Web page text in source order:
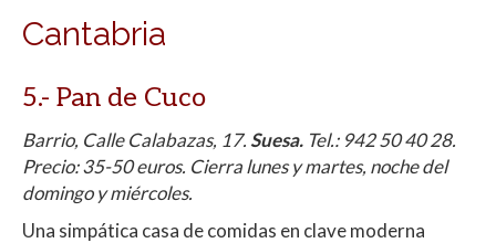
Cantabria
5.- Pan de Cuco
Barrio, Calle Calabazas, 17. Suesa. Tel.: 942 50 40 28.
Precio: 35-50 euros. Cierra lunes y martes, noche del
domingo y miércoles.
Una simpática casa de comidas en clave moderna